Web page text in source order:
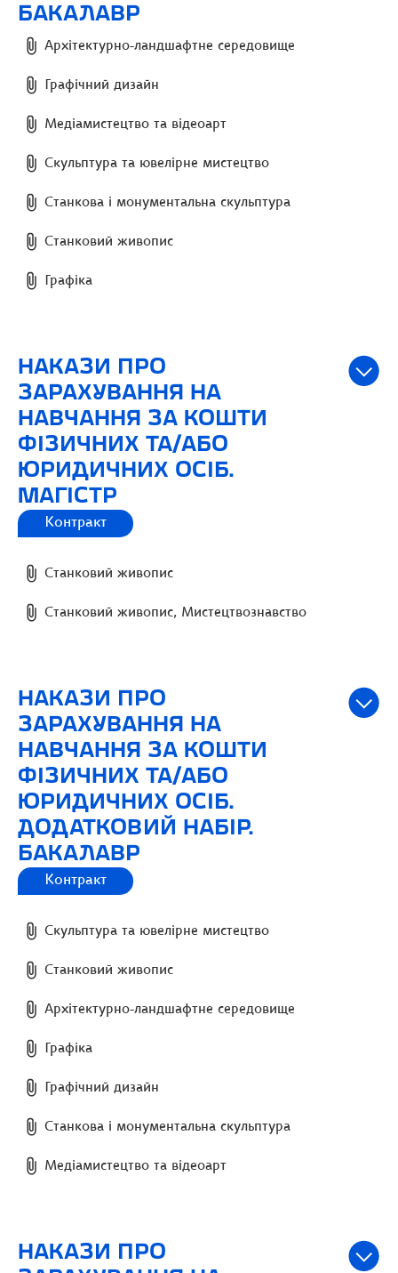
БАКАЛАВР
Архітектурно-ландшафтне середовище
Графічний дизайн
Медіамистецтво та відеоарт
Скульптура та ювелірне мистецтво
Станкова і монументальна скульптура
Станковий живопис
Графіка
НАКАЗИ ПРО
ЗАРАХУВАННЯ НА
НАВЧАННЯ ЗА КОШТИ
ФІЗИЧНИХ ТА/АБО
ЮРИДИЧНИХ ОСІБ.
МАГІСТР
Контракт
Станковий живопис
Станковий живопис, Мистецтвознавство
НАКАЗИ ПРО
ЗАРАХУВАННЯ НА
НАВЧАННЯ ЗА КОШТИ
ФІЗИЧНИХ ТА/АБО
ЮРИДИЧНИХ ОСІБ.
ДОДАТКОВИЙ НАБІР.
БАКАЛАВР
Контракт
Скульптура та ювелірне мистецтво
Станковий живопис
Архітектурно-ландшафтне середовище
Графіка
Графічний дизайн
Станкова і монументальна скульптура
Медіамистецтво та відеоарт
НАКАЗИ ПРО